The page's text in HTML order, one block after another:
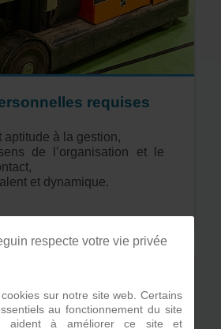
requises
aptitude à la gestion,
de l’organisation et le
et dynamique.
respecte votre vie privée
sur notre site web. Certains
au fonctionnement du site
aident à améliorer ce site et